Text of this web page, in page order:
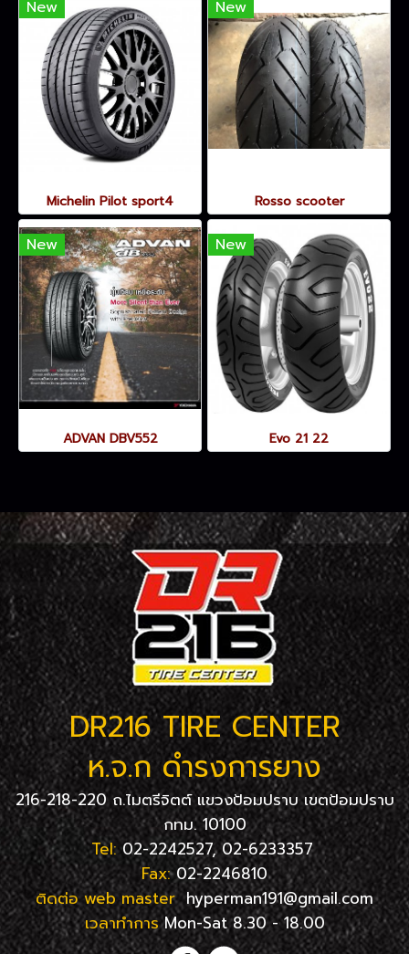
New
Michelin Pilot sport4
New
Rosso scooter
New
ADVAN DBV552
New
Evo 21 22
DR216 TIRE CENTER
ห.จ.ก ดำรงการยาง
216-218-220 ถ.ไมตรีจิตต์ แขวงป้อมปราบ เขตป้อมปราบ
กทม. 10100
Tel:02-2242527, 02-6233357
Fax:02-2246810
ติดต่อ web masterhyperman191@gmail.com
เวลาทำการMon-Sat 8.30 - 18.00